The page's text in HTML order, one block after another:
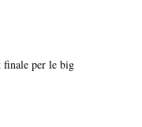
finale per le big